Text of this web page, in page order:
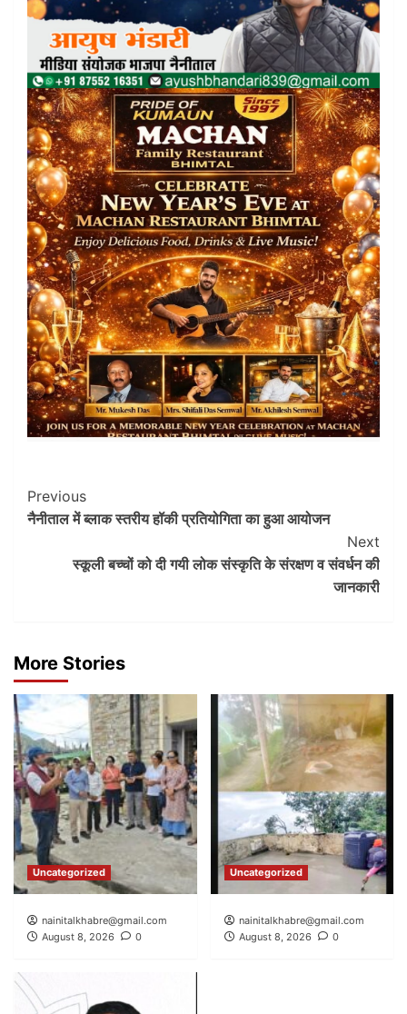
Post
Navigation
Previous
नैनीताल में ब्लाक स्तरीय हॉकी प्रतियोगिता का हुआ आयोजन
Next
स्कूली बच्चों को दी गयी लोक संस्कृति के संरक्षण व संवर्धन की
जानकारी
More Stories
Uncategorized
nainitalkhabre@gmail.com
August 8, 2026
0
Uncategorized
nainitalkhabre@gmail.com
August 8, 2026
0